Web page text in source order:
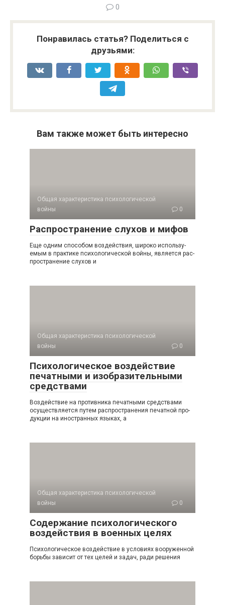
0
Понравилась статья? Поделиться с
друзьями:
Вам также может быть интересно
Общая характеристика психологической
войны
0
Распространение слухов и мифов
Еще одним способом воздействия, широко использу­
емым в практике психологической войны, является рас­
пространение слухов и
Общая характеристика психологической
войны
0
Психологическое воздействие
печатными и изобразительными
средствами
Воздействие на противника печатными средства­ми
осуществляется путем распространения печатной про­
дукции на иностранных языках, а
Общая характеристика психологической
войны
0
Содержание психологического
воздействия в военных целях
Психологическое воздействие в условиях вооружен­ной
борьбы зависит от тех целей и задач, ради решения